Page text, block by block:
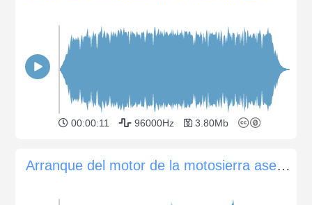
00:00:11 96000Hz 3.80Mb
Arranque del motor de la motosierra aserrando madera